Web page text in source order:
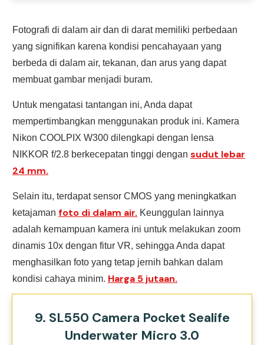
Fotografi di dalam air dan di darat memiliki perbedaan
yang signifikan karena kondisi pencahayaan yang
berbeda di dalam air, tekanan, dan arus yang dapat
membuat gambar menjadi buram.
Untuk mengatasi tantangan ini, Anda dapat
mempertimbangkan menggunakan produk ini. Kamera
Nikon COOLPIX W300 dilengkapi dengan lensa
NIKKOR f/2.8 berkecepatan tinggi dengan sudut lebar
24 mm.
Selain itu, terdapat sensor CMOS yang meningkatkan
ketajaman foto di dalam air. Keunggulan lainnya
adalah kemampuan kamera ini untuk melakukan zoom
dinamis 10x dengan fitur VR, sehingga Anda dapat
menghasilkan foto yang tetap jernih bahkan dalam
kondisi cahaya minim. Harga 5 jutaan.
9. SL550 Camera Pocket Sealife
Underwater Micro 3.0